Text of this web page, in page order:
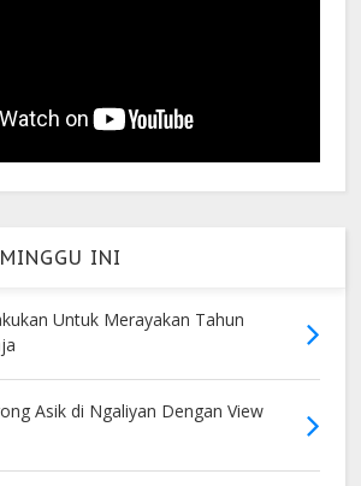
INI
Untuk Merayakan Tahun
Asik di Ngaliyan Dengan View